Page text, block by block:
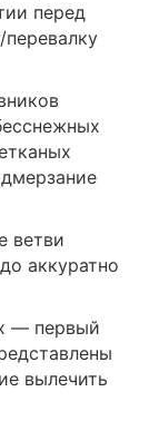
перед
ветви
аккуратно
— первый
вылечить